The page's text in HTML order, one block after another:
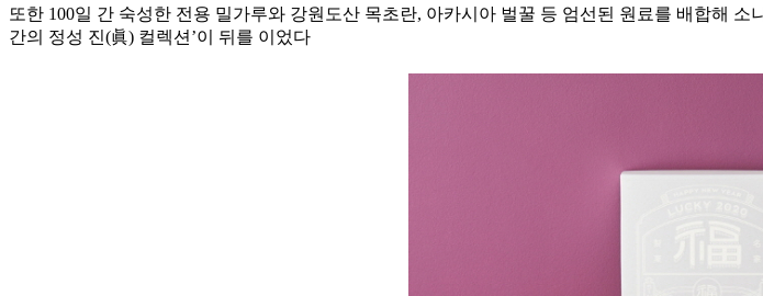
또한 100일 간 숙성한 전용 밀가루와 강원도산 목초란, 아카시아 벌꿀 등 엄선된 원료를 배합해
간의 정성 진(眞) 컬렉션’이 뒤를 이었다